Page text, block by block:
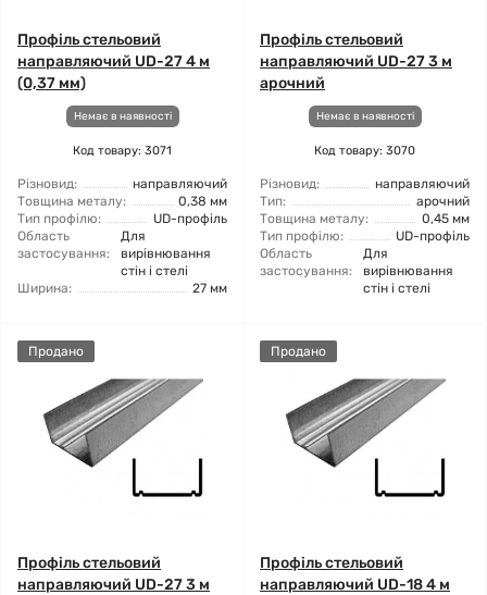
Профіль стельовий
направляючий UD-27 4 м
(0,37 мм)
Немає в наявності
Код товару: 3071
Різновид:
направляючий
Товщина металу:
0,38 мм
Тип профілю:
UD-профіль
Область
застосування:
Для
вирівнювання
стін і стелі
Ширина:
27 мм
Профіль стельовий
направляючий UD-27 3 м
арочний
Немає в наявності
Код товару: 3070
Різновид:
направляючий
Тип:
арочний
Товщина металу:
0,45 мм
Тип профілю:
UD-профіль
Область
застосування:
Для
вирівнювання
стін і стелі
Продано
Профіль стельовий
направляючий UD-27 3 м
Продано
Профіль стельовий
направляючий UD-18 4 м